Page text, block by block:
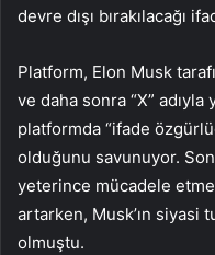
devre dışı bırakılacağı
Platform, Elon Musk
ve daha sonra “X” adıyla
platformda “ifade
olduğunu savunuyor. Son
yeterince mücadele
artarken, Musk’ın siyasi
olmuştu.